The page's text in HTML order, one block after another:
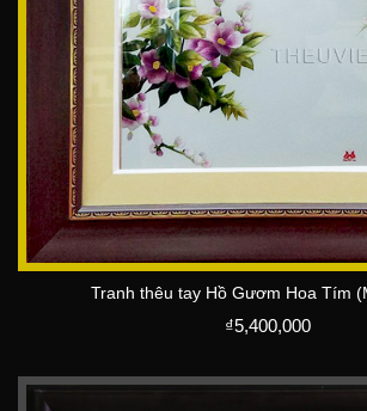
Tranh thêu tay Hồ Gươm Hoa Tím
₫5,400,000